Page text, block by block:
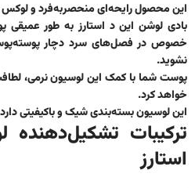
این محصول رایحه‌ای منحصربه‌فرد و
بادی لوشن این د استارزبه طور عمیقی
خصوص در فصل‌های سرد دچار
نشوید.
پوست شما با کمک این لوسیون نرمی،
خواهد کرد.
این لوسیون بسته‌بندی شیک و باکیفیتی
ترکیبات
استارز